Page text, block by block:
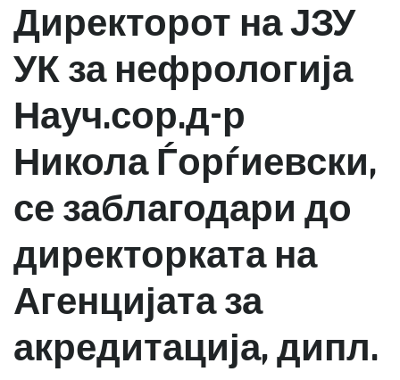
Директорот на ЈЗУ
УК за нефрологија
Науч.сор.д-р
Никола Ѓорѓиевски,
се заблагодари до
директорката на
Агенцијата за
акредитација, дипл.